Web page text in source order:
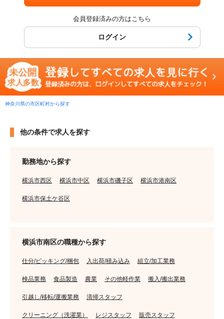
会員登録済みの方はこちら
ログイン
神奈川県の市区町村から探す
他の条件で求人を探す
勤務地から探す
横浜市西区 横浜市中区 横浜市磯子区 横浜市港南区
横浜市保土ケ谷区
横浜市南区の職種から探す
仕分/ピッキング/梱包 入出荷/積み込み 組立/加工業務
検品業務 食品製造 農業 その他軽作業 搬入/搬出業務
引越し/移転/運搬業務 清掃スタッフ
クリーニング（洗濯業） レジスタッフ 販売スタッフ